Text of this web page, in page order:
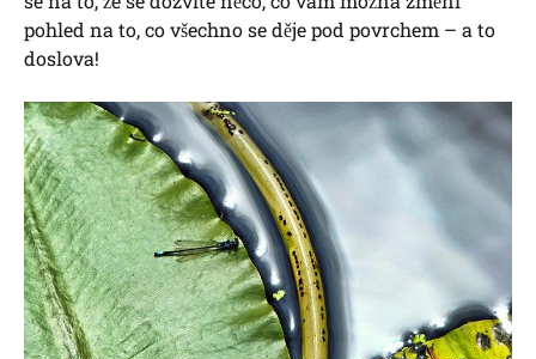
pohled na to, co všechno se děje pod povrchem – a to
doslova!